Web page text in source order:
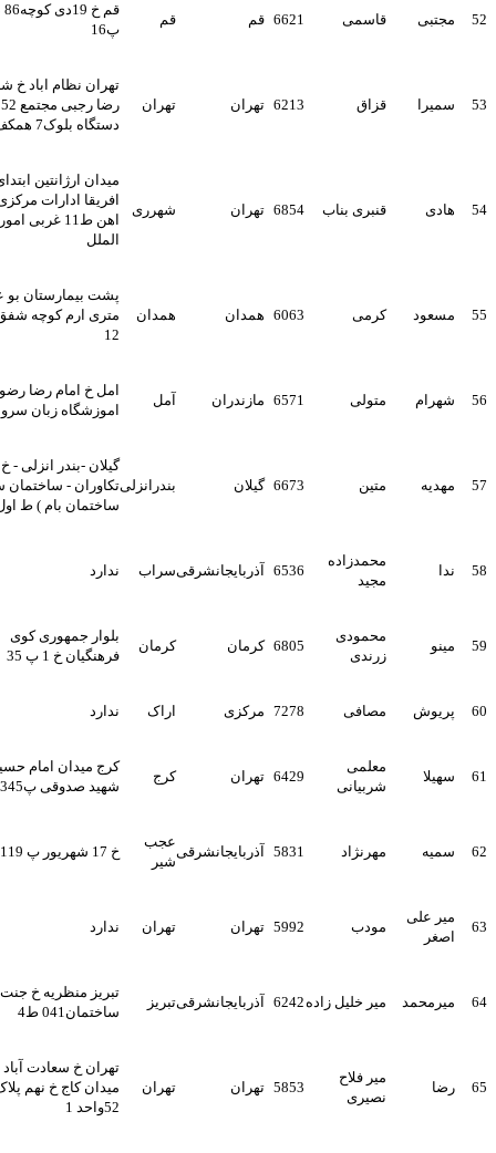
قاسمی 6621 قم
قم خ 19دی کوچه86 دانش6
پ16
قزاق تهران
تهران نظام اباد خ شهید
رضا رجبی مجتمع 52
دستگاه بلوک7 همکف غربی
قنبری بناب 6854 تهران
میدان ارژانتین ابتدای بلوار
افریقا ادارات مرکزی راه
اهن ط11 غربی امور بین
کرمی همدان
پشت بیمارستان بو علی 24
متری ارم کوچه شفق 3 پ
متولی مازندران آمل
امل خ امام رضا رضوان51
اموزشگاه زبان سروش
متین گیلان بندرانزلی
گیلان -بندر انزلی - خ
تکاوران - ساختمان سینا (
ساختمان بام ) ط اول
محمدزاده
6536 آذربایجانشرقیسراب ندارد
محمودی
6805 کرمان
بلوار جمهوری کوی
فرهنگیان خ 1 پ 35
مصافی 7278 مرکزی ندارد
معلمی
شربیانی
6429 تهران
کرج میدان امام حسین خ
شهید صدوقی پ345 ط1
مهرنژاد 5831 آذربایجانشرقی
شیر
خ 17 شهریور پ 119
علی
مودب تهران ندارد
میر خلیل زاده6242 آذربایجانشرقیتبریز
تبریز منظریه خ جنت
ساختمان041 ط4
میر فلاح
5853 تهران
تهران خ سعادت آباد بالاتر از
میدان کاج خ نهم پلاک